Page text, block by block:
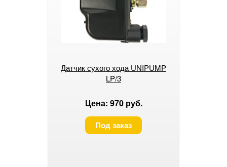
Датчик сухого хода UNIPUMP
LP/3
Цена: 970 руб.
Под заказ